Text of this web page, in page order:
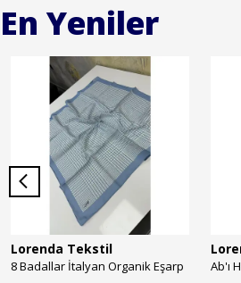
En Yeniler
Lorenda Tekstil
8 Badallar İtalyan Organik Eşarp Ab'ı